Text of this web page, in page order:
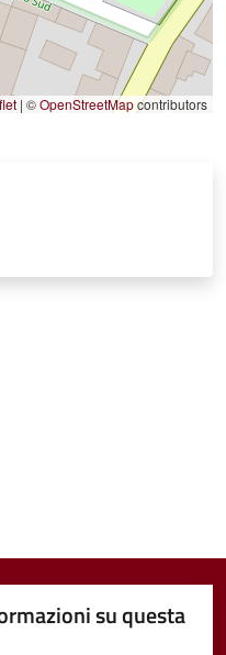
| ©OpenStreetMapcontributors
su questa